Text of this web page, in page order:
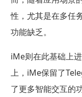
性，尤其是在多任
功能缺乏。
iMe则在此基础上
上，iMe保留了
了更多智能交互的